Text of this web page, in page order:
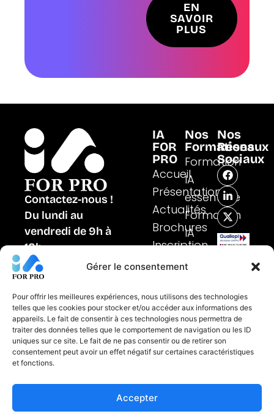
Gérer le consentement
Pour offrir les meilleures expériences, nous utilisons des technologies
telles que les cookies pour stocker et/ou accéder aux informations des
appareils. Le fait de consentir à ces technologies nous permettra de
traiter des données telles que le comportement de navigation ou les ID
uniques sur ce site. Le fait de ne pas consentir ou de retirer son
consentement peut avoir un effet négatif sur certaines caractéristiques
et fonctions.
Accepter
EN
SAVOIR
PLUS
Contactez-nous !
Du lundi au
vendredi de 9h à
18h
01 48 97 23 66
CONTACT
IA
FOR
PRO
Accueil
Présentation
Actualités
Brochures
Inscription
Nos
Formations
Formation
IA
essentielle
Formation
IA
spécifiques
Formation
Nos
Réseaux
Sociaux
F
a
c
e
b
o
o
k
L
i
n
k
e
d
i
n
X
-
t
w
i
t
t
e
Certifié
catégorie
des
actions
de
formation
CGV
Politique de